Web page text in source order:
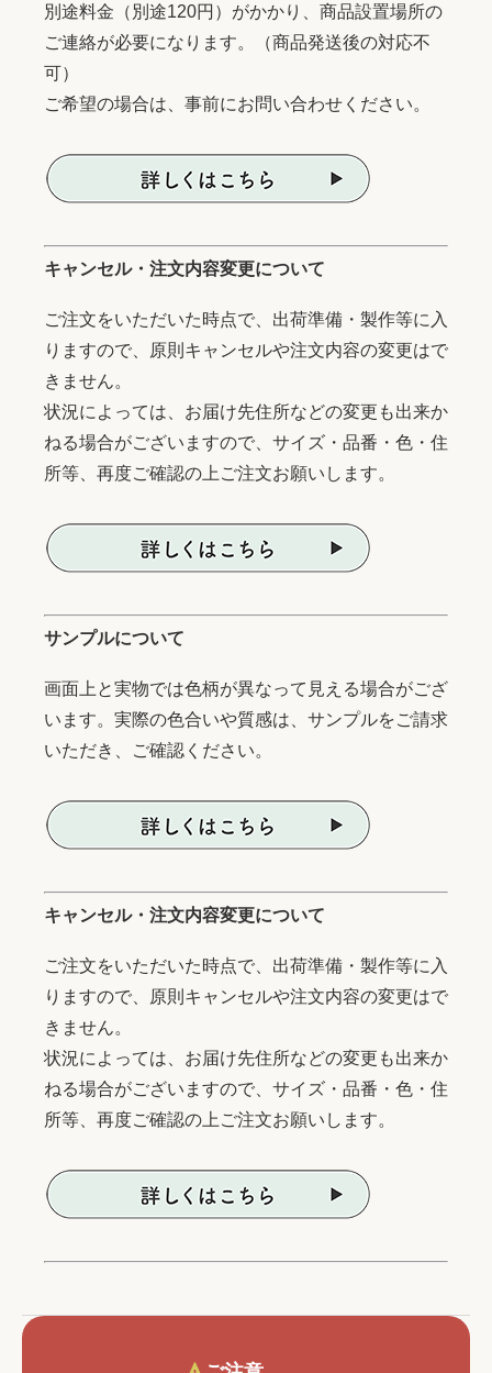
別途料金（別途120円）がかかり、商品設置場所の
ご連絡が必要になります。（商品発送後の対応不
可）
ご希望の場合は、事前にお問い合わせください。
キャンセル・注文内容変更について
ご注文をいただいた時点で、出荷準備・製作等に入
りますので、原則キャンセルや注文内容の変更はで
きません。
状況によっては、お届け先住所などの変更も出来か
ねる場合がございますので、サイズ・品番・色・住
所等、再度ご確認の上ご注文お願いします。
サンプルについて
画面上と実物では色柄が異なって見える場合がござ
います。実際の色合いや質感は、サンプルをご請求
いただき、ご確認ください。
キャンセル・注文内容変更について
ご注文をいただいた時点で、出荷準備・製作等に入
りますので、原則キャンセルや注文内容の変更はで
きません。
状況によっては、お届け先住所などの変更も出来か
ねる場合がございますので、サイズ・品番・色・住
所等、再度ご確認の上ご注文お願いします。